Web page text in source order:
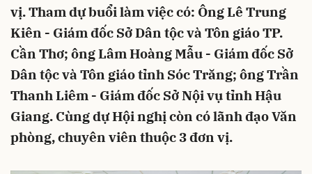
vị. Tham dự buổi làm việc có: Ông Lê Trung
Kiên - Giám đốc Sở Dân tộc và Tôn giáo TP.
Cần Thơ; ông Lâm Hoàng Mẫu - Giám đốc Sở
Dân tộc và Tôn giáo tỉnh Sóc Trăng; ông Trần
Thanh Liêm - Giám đốc Sở Nội vụ tỉnh Hậu
Giang. Cùng dự Hội nghị còn có lãnh đạo Văn
phòng, chuyên viên thuộc 3 đơn vị.